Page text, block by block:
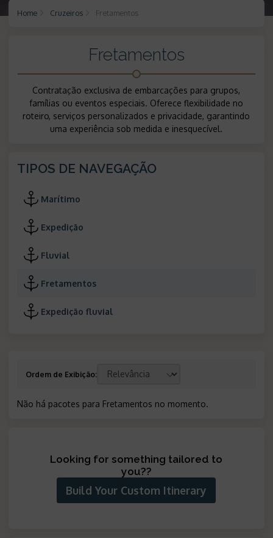
Home Cruzeiros Fretamentos
Fretamentos
Contratação exclusiva de embarcações para grupos,
famílias ou eventos especiais. Oferece flexibilidade no
roteiro, serviços personalizados e privacidade, garantindo
uma experiência sob medida e inesquecível.
TIPOS DE NAVEGAÇÃO
Marítimo
Expedição
Fluvial
Fretamentos
Expedição fluvial
Ordem de Exibição:
Não há pacotes para Fretamentos no momento.
Looking for something tailored to
you??
Build Your Custom Itinerary